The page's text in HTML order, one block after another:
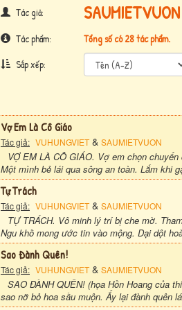
Tác giả: SAUMIETVUON
Tác phẩm:
Tổng số có 28 tác phẩm.
Sắp xếp:
Vợ Em Là Cô Giáo
Tác giả: VUHUNGVIET & SAUMIETVUON
VỢ EM LÀ CÔ GIÁO. Vợ em chọn
Một mình bẻ lái qua sông an toàn. Lắm khi
Tự Trách
Tác giả: VUHUNGVIET & SAUMIETVUON
TỰ TRÁCH. Vô minh lý trí bị che mờ.
Ngu khồ mong ước tin vào mộng. Dại dột
Sao Đành Quên!
Tác giả: VUHUNGVIET & SAUMIETVUON
SAO ĐÀNH QUÊN! (họa Hồn Hoang của
sao nỡ bỏ hoa sầu muộn. Ấy lại đành quên